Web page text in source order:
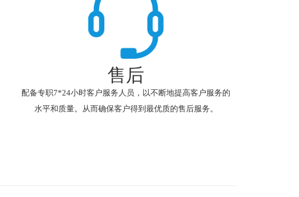
售后
配备专职7*24小时客户服务人员，以不断地提高客户服务的
水平和质量。从而确保客户得到最优质的售后服务。